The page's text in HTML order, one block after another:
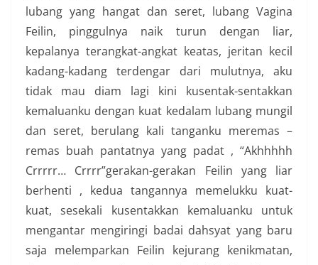
lubang yang hangat dan seret, lubang Vagina
Feilin, pinggulnya naik turun dengan liar,
kepalanya terangkat-angkat keatas, jeritan kecil
kadang-kadang terdengar dari mulutnya, aku
tidak mau diam lagi kini kusentak-sentakkan
kemaluanku dengan kuat kedalam lubang mungil
dan seret, berulang kali tanganku meremas –
remas buah pantatnya yang padat , “Akhhhhh
Crrrrr… Crrrr”gerakan-gerakan Feilin yang liar
berhenti , kedua tangannya memelukku kuat-
kuat, sesekali kusentakkan kemaluanku untuk
mengantar mengiringi badai dahsyat yang baru
saja melemparkan Feilin kejurang kenikmatan,